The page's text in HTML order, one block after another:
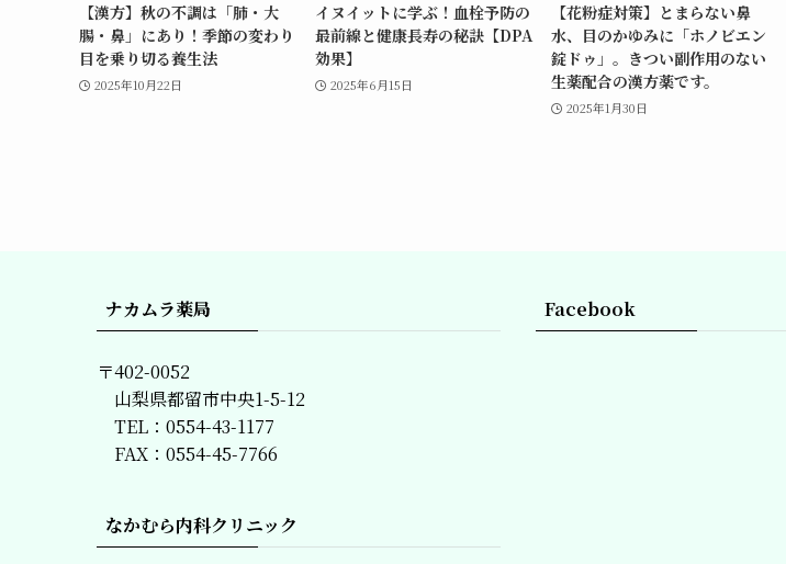
【漢方】秋の不調は「肺・大
腸・鼻」にあり！季節の変わり
目を乗り切る養生法
2025年10月22日
イヌイットに学ぶ！血栓予防の
最前線と健康長寿の秘訣【DPA
効果】
2025年6月15日
【花粉症対策】とまらない鼻
水、目のかゆみに「ホノビエン
錠ドゥ」。きつい副作用のない
生薬配合の漢方薬です。
2025年1月30日
ナカムラ薬局
〒402-0052
山梨県都留市中央1-5-12
TEL：0554-43-1177
FAX：0554-45-7766
なかむら内科クリニック
Facebook